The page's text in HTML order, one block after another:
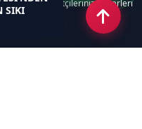
SIKI
ziyaretçileriniz haberleri